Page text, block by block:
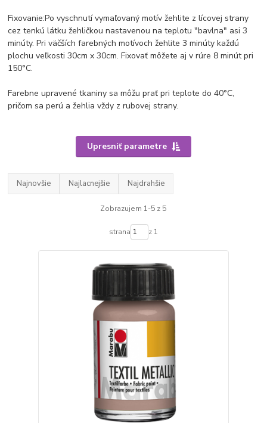
Fixovanie:Po vyschnutí vymaľovaný motív žehlite z lícovej strany
cez tenkú látku žehličkou nastavenou na teplotu "bavlna" asi 3
minúty. Pri väčších farebných motívoch žehlite 3 minúty každú
plochu veľkosti 30cm x 30cm. Fixovať môžete aj v rúre 8 minút pri
150°C.
Farebne upravené tkaniny sa môžu prať pri teplote do 40°C,
pričom sa perú a žehlia vždy z rubovej strany.
Upresniť parametre
Najnovšie Najlacnejšie Najdrahšie
Zobrazujem 1-5 z 5
strana z 1